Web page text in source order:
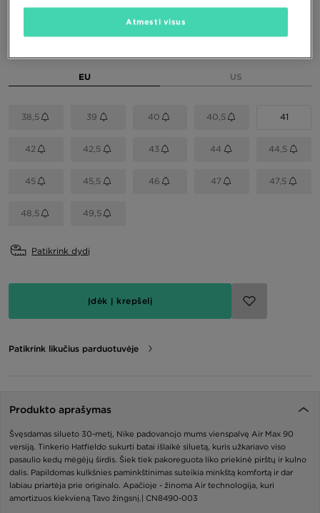
Spalva
EU US
38,5 39 40 40,5 41
42 42,5 43 44 44,5
45 45,5 46 47 47,5
48,5 49,5
Patikrink dydį
Įdėk į krepšelį
Patikrink likučius parduotuvėje
Produkto aprašymas
Švęsdamas silueto 30-metį, Nike padovanojo mums vienspalvę Air Max 90
versiją. Tinkerio Hatfieldo sukurti batai išlaikė siluetą, kuris užkariavo viso
pasaulio kedų mėgėjų širdis. Šiek tiek pakoreguota liko priekinė pirštų ir kulno
dalis. Papildomas kulkšnies paminkštinimas suteikia minkštą komfortą ir dar
labiau priartėja prie originalo. Apačioje - žinoma Air technologija, kuri
amortizuos kiekvieną Tavo žingsnį.| CN8490-003
Atmesti visus